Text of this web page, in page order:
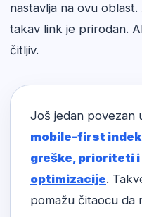
nastavlja na ovu
takav link je prirodan.
čitljiv.
Još jedan povezan
mobile-first
greške, prioriteti
optimizacije.
pomažu čitaocu da